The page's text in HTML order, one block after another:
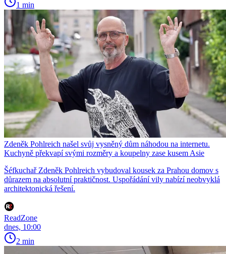
1 min
Zdeněk Pohlreich našel svůj vysněný dům náhodou na internetu.
Kuchyně překvapí svými rozměry a koupelny zase kusem Asie
Šéfkuchař Zdeněk Pohlreich vybudoval kousek za Prahou domov s
důrazem na absolutní praktičnost. Uspořádání vily nabízí neobvyklá
architektonická řešení.
ReadZone
dnes, 10:00
2 min